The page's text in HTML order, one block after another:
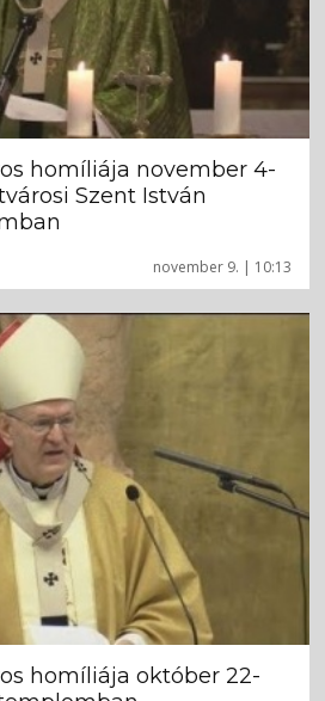
november 9. | 10:13
homíliája november 4-
Szent István
homíliája október 22-